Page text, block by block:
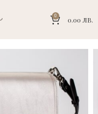
0 0.00 ЛВ.